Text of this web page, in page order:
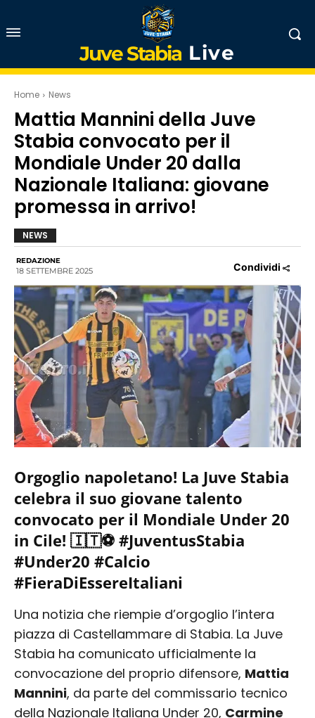
Juve Stabia Live
Home News
Mattia Mannini della Juve
Stabia convocato per il
Mondiale Under 20 dalla
Nazionale Italiana: giovane
promessa in arrivo!
NEWS
REDAZIONE
18 SETTEMBRE 2025 Condividi
Orgoglio napoletano! La Juve Stabia
celebra il suo giovane talento
convocato per il Mondiale Under 20
in Cile! 🇮🇹⚽ #JuventusStabia
#Under20 #Calcio
#FieraDiEssereItaliani
Una notizia che riempie d’orgoglio l’intera
piazza di Castellammare di Stabia. La Juve
Stabia ha comunicato ufficialmente la
convocazione del proprio difensore, Mattia
Mannini, da parte del commissario tecnico
della Nazionale Italiana Under 20, Carmine